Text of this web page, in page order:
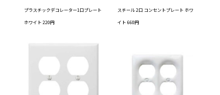
プラスチックデコレーター1口プレート
ホワイト 220円
スチール 2口 コンセントプレート ホワ
イト 660円